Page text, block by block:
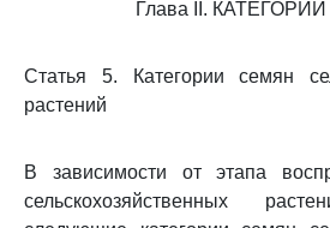
Глава II.
Статья 5. Категории семян
растений
В зависимости от этапа
сельскохозяйственных